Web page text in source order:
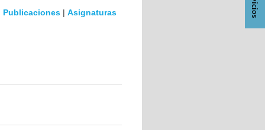
Publicaciones | Asignaturas